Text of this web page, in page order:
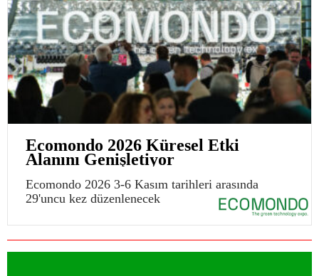
Ecomondo 2026 Küresel Etki
Alanını Genişletiyor
Ecomondo 2026 3-6 Kasım tarihleri arasında
29'uncu kez düzenlenecek